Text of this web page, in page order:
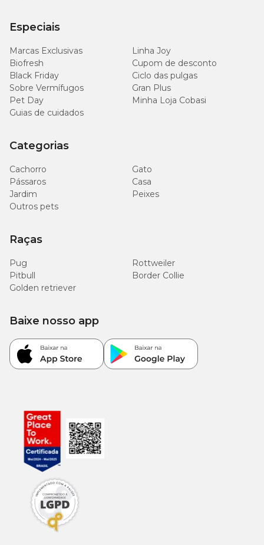
Especiais
Marcas Exclusivas
Linha Joy
Biofresh
Cupom de desconto
Black Friday
Ciclo das pulgas
Sobre Vermífugos
Gran Plus
Pet Day
Minha Loja Cobasi
Guias de cuidados
Categorias
Cachorro
Gato
Pássaros
Casa
Jardim
Peixes
Outros pets
Raças
Pug
Rottweiler
Pitbull
Border Collie
Golden retriever
Baixe nosso app